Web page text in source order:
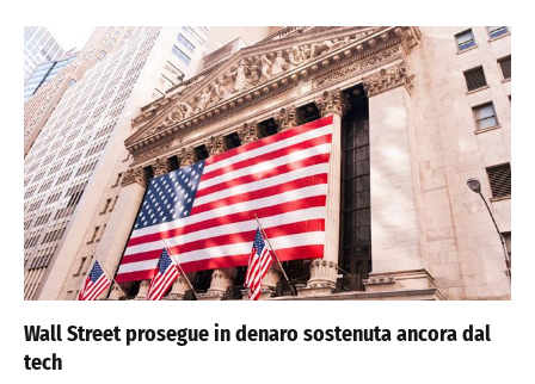
Wall Street prosegue in denaro sostenuta ancora dal
tech